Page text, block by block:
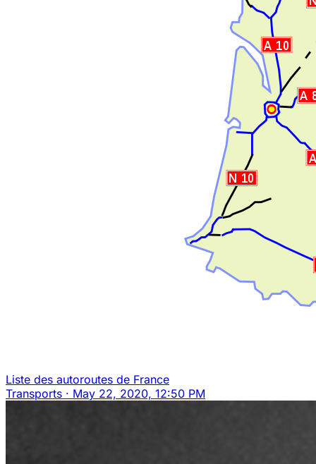
Liste des autoroutes de France
Transports · May 22, 2020, 12:50 PM